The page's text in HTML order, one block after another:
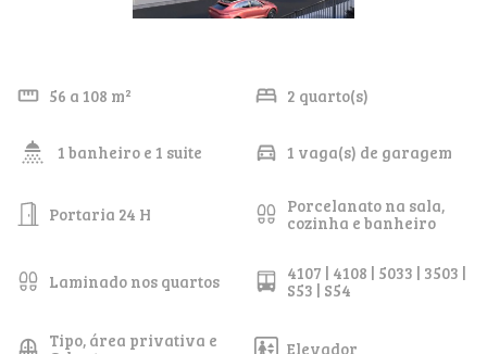
56 a 108 m² 2 quarto(s)
1 banheiro e 1 suite 1 vaga(s) de garagem
Portaria 24 H
Porcelanato na sala,
cozinha e banheiro
Laminado nos quartos
4107 | 4108 | 5033 | 3503 |
S53 | S54
Tipo, área privativa e
Elevador